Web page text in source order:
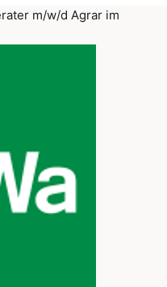
m/w/d Agrar im